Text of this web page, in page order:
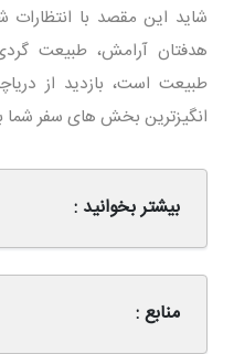
شاید این مقصد با انتظارات
هدفتان آرامش، طبیعت
طبیعت است، بازدید از
انگیزترین بخش های سفر شما
بیشتر بخوانید :
منابع :